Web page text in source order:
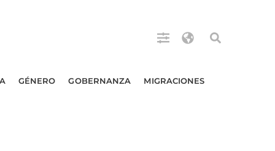
GÉNERO GOBERNANZA MIGRACIONES